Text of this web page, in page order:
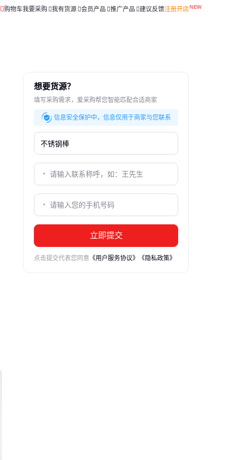
购物车我要采购 我有货源 会员产品 推广产品 建议反馈注册开店
想要货源？
填写采购需求，爱采购帮您智能匹配合适商家
信息安全保护中，信息仅用于商家与您联系
立即提交
点击提交代表您同意 《用户服务协议》 《隐私政策》